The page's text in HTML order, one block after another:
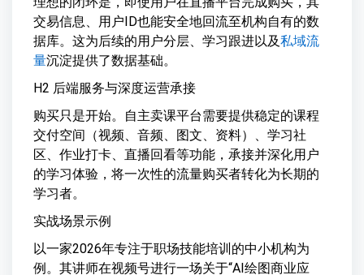
交易信息、用户ID也能安全地回流至机构自有的数
据库。这为后续的用户分层、学习跟进以及私域流
量沉淀提供了数据基础。
H2 后端服务与深度运营承接
购买只是开始。自主卖课平台需要提供稳定的课程
交付空间（视频、音频、图文、资料）、学习社
区、作业打卡、直播回看等功能，承接并深化用户
的学习体验，将一次性的流量购买者转化为长期的
学习者。
实战场景示例
以一家2026年专注于职场技能培训的中小机构为
例。其讲师在视频号进行一场关于“AI绘图商业应